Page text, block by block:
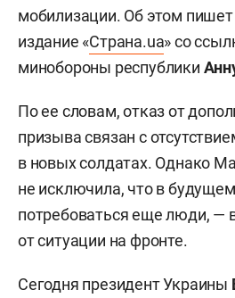
мобилизации. Об этом пишет
издание «Страна.ua» со
минобороны республики
По ее словам, отказ от
призыва связан с
в новых солдатах. Однако
не исключила, что в
потребоваться еще люди, —
от ситуации на фронте.
Сегодня президент Украины